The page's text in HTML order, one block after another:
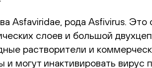
Asfaviridae, рода Asfivirus. Это
слоев и большой
растворители и
инактивировать вирус